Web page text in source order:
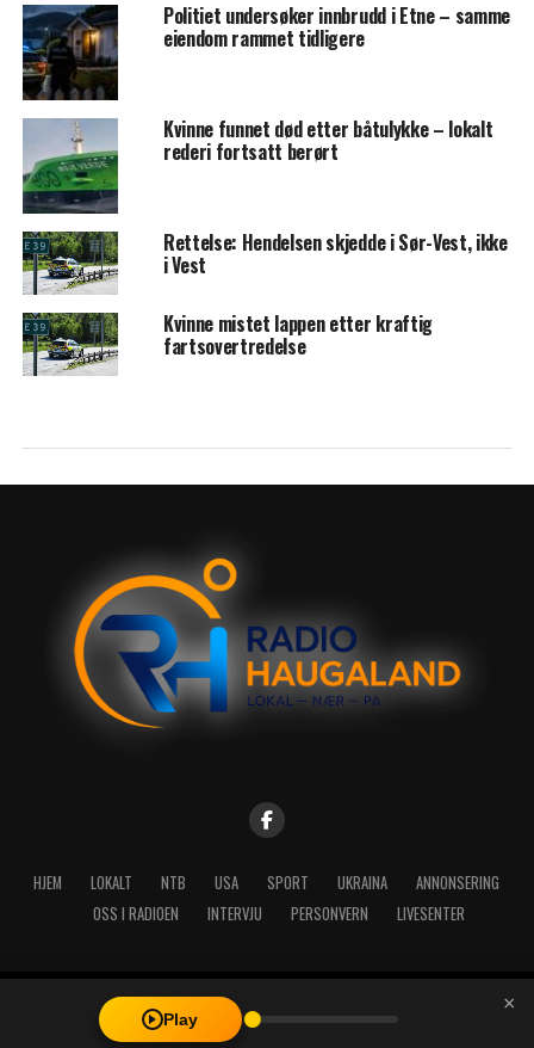
Politiet undersøker innbrudd i Etne – samme
eiendom rammet tidligere
Kvinne funnet død etter båtulykke – lokalt
rederi fortsatt berørt
Rettelse: Hendelsen skjedde i Sør-Vest, ikke
i Vest
Kvinne mistet lappen etter kraftig
fartsovertredelse
HJEM LOKALT NTB USA SPORT UKRAINA
ANNONSERING
OSS I RADIOEN
INTERVJU PERSONVERN LIVESENTER
Copyright © 2026 A-Media AS | Radio Haugaland - Haraldsgata 114,
5527 Haugesund - Mail: post@radioh.no - Telefon: 52717273
Play
×